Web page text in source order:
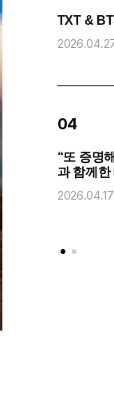
TXT &
04
“또 증명
과 함께
2026.04.17